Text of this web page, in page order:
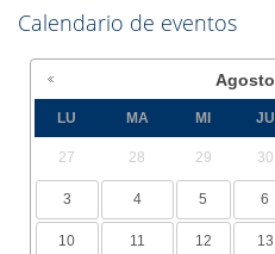
Calendario de eventos
Agosto
LU MA MI JU
27 28 29 30
3 4 5 6
10 11 12 13